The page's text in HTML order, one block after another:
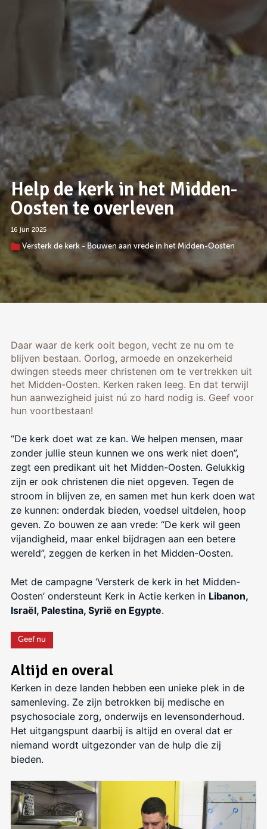
Help de kerk in het Midden-
Oosten te overleven
16 jun 2025
Versterk de kerk - Bouwen aan vrede in het Midden-Oosten
Daar waar de kerk ooit begon, vecht ze nu om te
blijven bestaan. Oorlog, armoede en onzekerheid
dwingen steeds meer christenen om te vertrekken uit
het Midden-Oosten. Kerken raken leeg. En dat terwijl
hun aanwezigheid juist nú zo hard nodig is. Geef voor
hun voortbestaan!
“De kerk doet wat ze kan. We helpen mensen, maar
zonder jullie steun kunnen we ons werk niet doen”,
zegt een predikant uit het Midden-Oosten. Gelukkig
zijn er ook christenen die niet opgeven. Tegen de
stroom in blijven ze, en samen met hun kerk doen wat
ze kunnen: onderdak bieden, voedsel uitdelen, hoop
geven. Zo bouwen ze aan vrede: “De kerk wil geen
vijandigheid, maar enkel bijdragen aan een betere
wereld”, zeggen de kerken in het Midden-Oosten.
Met de campagne ‘Versterk de kerk in het Midden-
Oosten’ ondersteunt Kerk in Actie kerken in Libanon,
Israël, Palestina, Syrië en Egypte.
Geef nu
Altijd en overal
Kerken in deze landen hebben een unieke plek in de
samenleving. Ze zijn betrokken bij medische en
psychosociale zorg, onderwijs en levensonderhoud.
Het uitgangspunt daarbij is altijd en overal dat er
niemand wordt uitgezonder van de hulp die zij
bieden.